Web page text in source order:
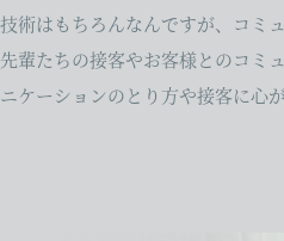
技術はもちろんなんですが、コミ
先輩たちの接客やお客様とのコミ
ニケーションのとり方や接客に心